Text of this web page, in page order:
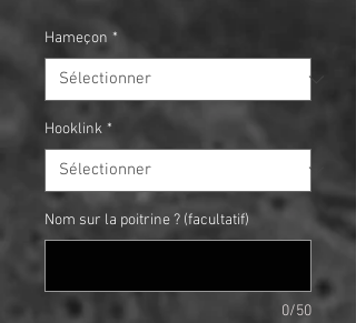
Hameçon *
Hooklink *
Nom sur la poitrine ? (facultatif)
0/50